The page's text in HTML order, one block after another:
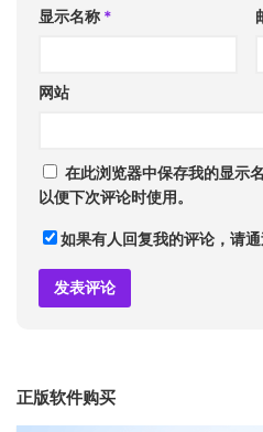
显示名称 *
网站
在此浏览器中保存我的显示
以便下次评论时使用。
如果有人回复我的评论，请通
正版软件购买